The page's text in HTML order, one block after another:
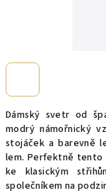
Dámský svetr od
modrý námořnický
stojáček a barevně
lem. Perfektně tento
ke klasickým
společníkem na